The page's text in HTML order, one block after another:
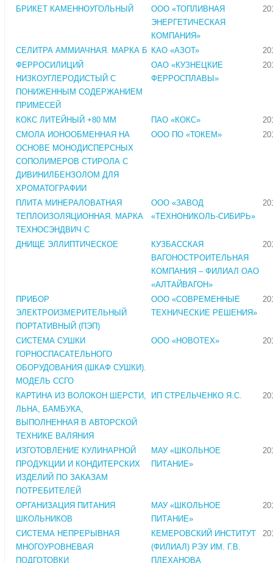
БРИКЕТ КАМЕННОУГОЛЬНЫЙ
ООО «ТОПЛИВНАЯ
ЭНЕРГЕТИЧЕСКАЯ
КОМПАНИЯ»
СЕЛИТРА АММИАЧНАЯ. МАРКА Б КАО «АЗОТ»
ФЕРРОСИЛИЦИЙ
НИЗКОУГЛЕРОДИСТЫЙ С
ПОНИЖЕННЫМ СОДЕРЖАНИЕМ
ПРИМЕСЕЙ
ОАО «КУЗНЕЦКИЕ
ФЕРРОСПЛАВЫ»
КОКС ЛИТЕЙНЫЙ +80 ММ ПАО «КОКС»
СМОЛА ИОНООБМЕННАЯ НА
ОСНОВЕ МОНОДИСПЕРСНЫХ
СОПОЛИМЕРОВ СТИРОЛА С
ДИВИНИЛБЕНЗОЛОМ ДЛЯ
ХРОМАТОГРАФИИ
ООО ПО «ТОКЕМ»
ПЛИТА МИНЕРАЛОВАТНАЯ
ТЕПЛОИЗОЛЯЦИОННАЯ. МАРКА
ТЕХНОСЭНДВИЧ С
ООО «ЗАВОД
«ТЕХНОНИКОЛЬ-СИБИРЬ»
ДНИЩЕ ЭЛЛИПТИЧЕСКОЕ
КУЗБАССКАЯ
ВАГОНОСТРОИТЕЛЬНАЯ
КОМПАНИЯ – ФИЛИАЛ ОАО
«АЛТАЙВАГОН»
ПРИБОР
ЭЛЕКТРОИЗМЕРИТЕЛЬНЫЙ
ПОРТАТИВНЫЙ (ПЭП)
ООО «СОВРЕМЕННЫЕ
ТЕХНИЧЕСКИЕ РЕШЕНИЯ»
СИСТЕМА СУШКИ
ГОРНОСПАСАТЕЛЬНОГО
ОБОРУДОВАНИЯ (ШКАФ СУШКИ).
МОДЕЛЬ ССГО
ООО «НОВОТЕХ»
КАРТИНА ИЗ ВОЛОКОН ШЕРСТИ,
ЛЬНА, БАМБУКА,
ВЫПОЛНЕННАЯ В АВТОРСКОЙ
ТЕХНИКЕ ВАЛЯНИЯ
ИП СТРЕЛЬЧЕНКО Я.С.
ИЗГОТОВЛЕНИЕ КУЛИНАРНОЙ
ПРОДУКЦИИ И КОНДИТЕРСКИХ
ИЗДЕЛИЙ ПО ЗАКАЗАМ
ПОТРЕБИТЕЛЕЙ
МАУ «ШКОЛЬНОЕ
ПИТАНИЕ»
ОРГАНИЗАЦИЯ ПИТАНИЯ
ШКОЛЬНИКОВ
МАУ «ШКОЛЬНОЕ
ПИТАНИЕ»
СИСТЕМА НЕПРЕРЫВНАЯ
МНОГОУРОВНЕВАЯ
ПОДГОТОВКИ
КЕМЕРОВСКИЙ ИНСТИТУТ
(ФИЛИАЛ) РЭУ ИМ. Г.В.
ПЛЕХАНОВА